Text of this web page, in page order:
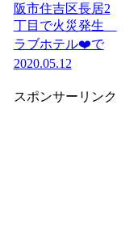
阪市住吉区長居2
丁目で火災発生
ラブホテル❤️で
2020.05.12
スポンサーリンク